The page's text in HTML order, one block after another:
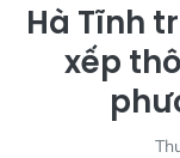
Hà Tĩnh
xếp